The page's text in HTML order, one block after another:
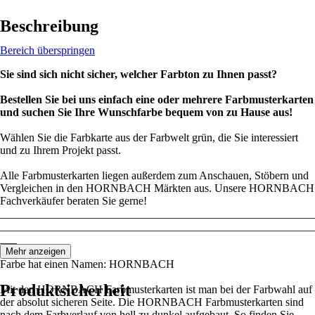
Beschreibung
Bereich überspringen
Sie sind sich nicht sicher, welcher Farbton zu Ihnen passt?
Bestellen Sie bei uns einfach eine oder mehrere Farbmusterkarten
und suchen Sie Ihre Wunschfarbe bequem von zu Hause aus!
Wählen Sie die Farbkarte aus der Farbwelt grün, die Sie interessiert
und zu Ihrem Projekt passt.
Alle Farbmusterkarten liegen außerdem zum Anschauen, Stöbern und
Vergleichen in den HORNBACH Märkten aus. Unsere HORNBACH
Fachverkäufer beraten Sie gerne!
Farbe hat einen Namen: HORNBACH
Mit den HORNBACH Farbmusterkarten ist man bei der Farbwahl auf
der absolut sicheren Seite. Die HORNBACH Farbmusterkarten sind
Mehr anzeigen
Produktsicherheit